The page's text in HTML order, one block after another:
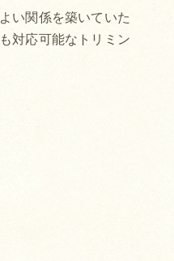
い関係を築いていた
対応可能なトリミン